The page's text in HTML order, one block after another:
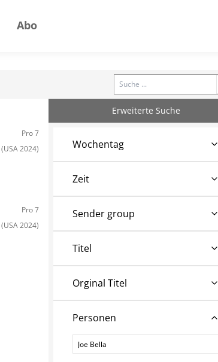
Abo
Search
Pro 7
(USA 2024)
Pro 7
(USA 2024)
Erweiterte Suche
Wochentag
Zeit
Sender group
Titel
Orginal Titel
Personen
Personen